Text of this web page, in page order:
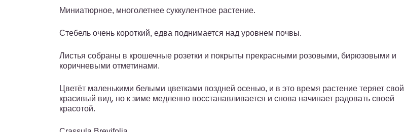
Миниатюрное, многолетнее суккулентное растение.
Стебель очень короткий, едва поднимается над уровнем почвы.
Листья собраны в крошечные розетки и покрыты прекрасными розовыми, бирюзовыми и
коричневыми отметинами.
Цветёт маленькими белыми цветками поздней осенью, и в это время растение теряет свой
красивый вид, но к зиме медленно восстанавливается и снова начинает радовать своей
красотой.